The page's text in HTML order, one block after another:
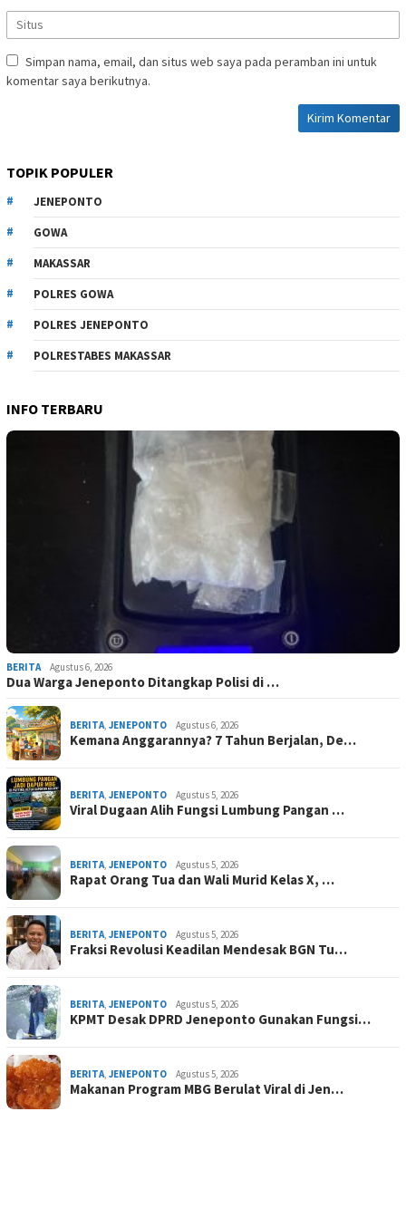
Simpan nama, email, dan situs web saya pada peramban ini untuk
komentar saya berikutnya.
TOPIK POPULER
JENEPONTO
GOWA
MAKASSAR
POLRES GOWA
POLRES JENEPONTO
POLRESTABES MAKASSAR
INFO TERBARU
BERITA Agustus 6, 2026
Dua Warga Jeneponto Ditangkap Polisi di …
BERITA, JENEPONTO Agustus 6, 2026
Kemana Anggarannya? 7 Tahun Berjalan, De…
BERITA, JENEPONTO Agustus 5, 2026
Viral Dugaan Alih Fungsi Lumbung Pangan …
BERITA, JENEPONTO Agustus 5, 2026
Rapat Orang Tua dan Wali Murid Kelas X, …
BERITA, JENEPONTO Agustus 5, 2026
Fraksi Revolusi Keadilan Mendesak BGN Tu…
BERITA, JENEPONTO Agustus 5, 2026
KPMT Desak DPRD Jeneponto Gunakan Fungsi…
BERITA, JENEPONTO Agustus 5, 2026
Makanan Program MBG Berulat Viral di Jen…